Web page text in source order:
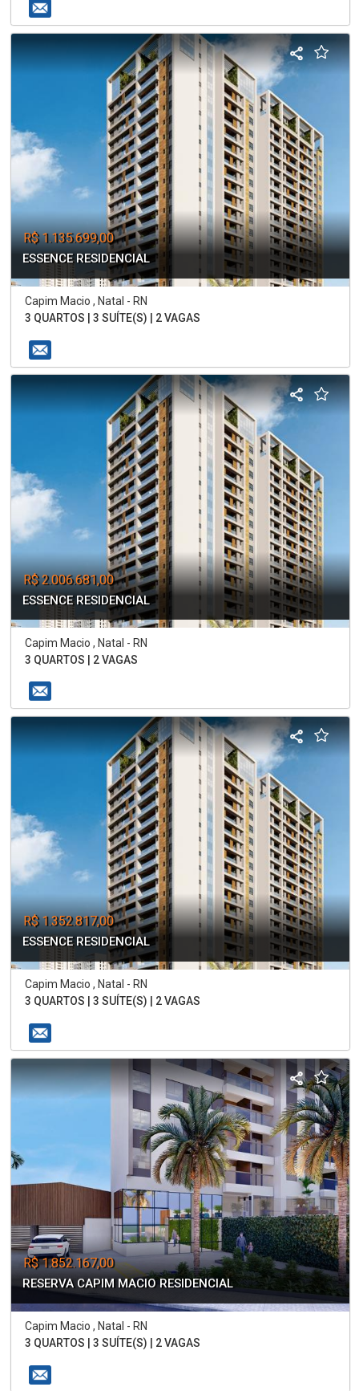
R$ 1.135.699,00
ESSENCE RESIDENCIAL
Capim Macio , Natal - RN
3 QUARTOS | 3 SUÍTE(S) | 2 VAGAS
R$ 2.006.681,00
ESSENCE RESIDENCIAL
Capim Macio , Natal - RN
3 QUARTOS | 2 VAGAS
R$ 1.352.817,00
ESSENCE RESIDENCIAL
Capim Macio , Natal - RN
3 QUARTOS | 3 SUÍTE(S) | 2 VAGAS
R$ 1.852.167,00
RESERVA CAPIM MACIO RESIDENCIAL
Capim Macio , Natal - RN
3 QUARTOS | 3 SUÍTE(S) | 2 VAGAS